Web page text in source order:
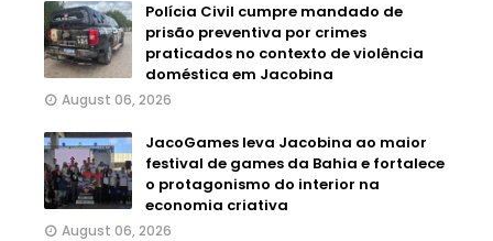
Polícia Civil cumpre mandado de
prisão preventiva por crimes
praticados no contexto de violência
doméstica em Jacobina
August 06, 2026
JacoGames leva Jacobina ao maior
festival de games da Bahia e fortalece
o protagonismo do interior na
economia criativa
August 06, 2026